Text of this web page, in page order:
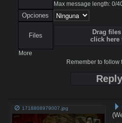
Max message length: 0/
Opciones
Files
Drag
click here
More
Remember to follow
Reply
1718808979007.jpg